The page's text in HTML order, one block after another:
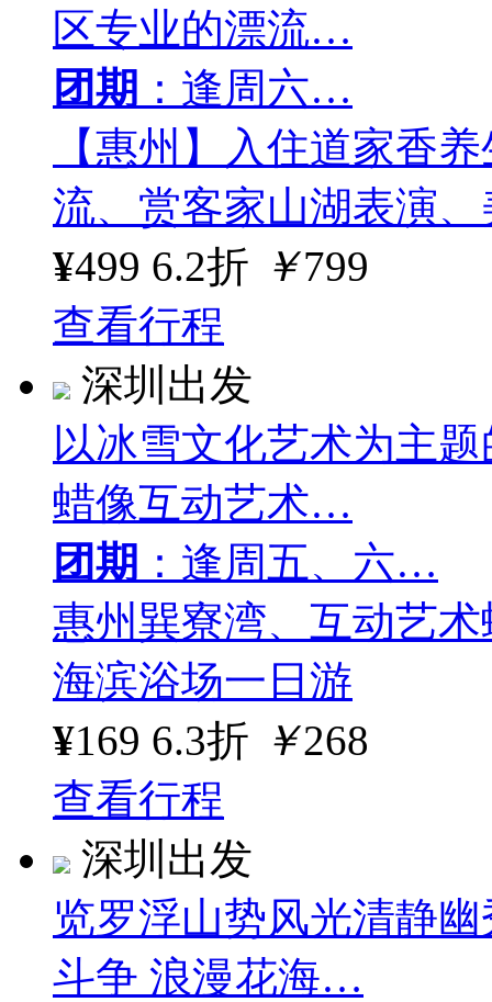
区专业的漂流…
团期 ：逢周六…
【惠州】入住道家香
流、赏客家山湖表演
¥499 6.2折 ￥799
查看行程
深圳出发
以冰雪文化艺术为主
蜡像互动艺术…
团期 ：逢周五、六…
惠州巽寮湾、互动艺
海滨浴场一日游
¥169 6.3折 ￥268
查看行程
深圳出发
览罗浮山势风光清静
斗争 浪漫花海…